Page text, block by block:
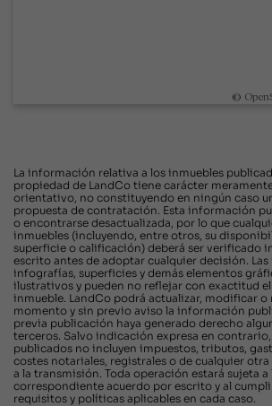
©
La información relativa a los inmuebles
propiedad de LandCo tiene carácter
orientativo, no constituyendo en ningún caso
propuesta de contratación. Esta información
o encontrarse desactualizada, por lo que
inmuebles (incluyendo, entre otros, su
superficie o calificación) deberá ser verificado
escrito antes de adoptar cualquier decisión. Las
infografías, superficies y demás elementos
ilustrativos y pueden no reflejar con exactitud
inmueble. LandCo podrá actualizar, modificar o
momento y sin previo aviso la información
previa publicación haya generado derecho
terceros. Salvo indicación expresa en
publicados no incluyen impuestos, tributos,
costes notariales, registrales o de cualquier
a la transmisión. Toda operación estará sujeta
correspondiente acuerdo por escrito y al
requisitos y políticas aplicables en cada caso.